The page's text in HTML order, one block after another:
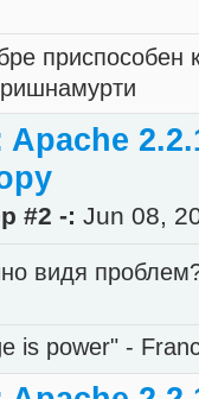
приспособен
Apache
#2 -: Jun 08,
видя
is power" -